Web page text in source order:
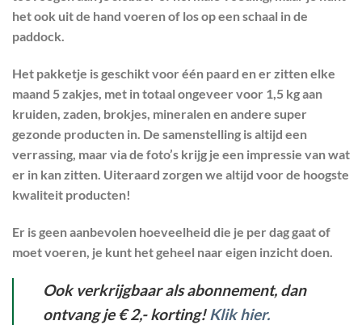
het ook uit de hand voeren of los op een schaal in de
paddock.
Het pakketje is geschikt voor één paard en er zitten elke
maand 5 zakjes, met in totaal ongeveer voor 1,5 kg aan
kruiden, zaden, brokjes, mineralen en andere super
gezonde producten in. De samenstelling is altijd een
verrassing, maar via de foto’s krijg je een impressie van wat
er in kan zitten. Uiteraard zorgen we altijd voor de hoogste
kwaliteit producten!
Er is geen aanbevolen hoeveelheid die je per dag gaat of
moet voeren, je kunt het geheel naar eigen inzicht doen.
Ook verkrijgbaar als abonnement, dan
ontvang je € 2,- korting!Klik hier.